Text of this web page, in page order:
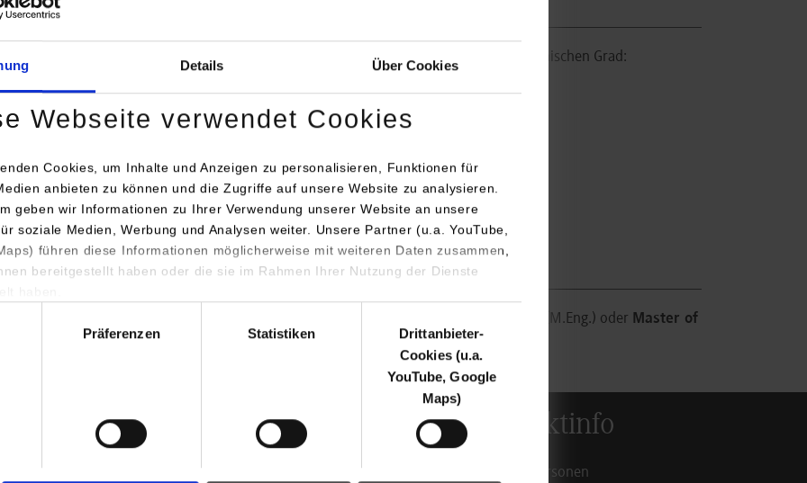
Details Über Cookies
Webseite verwendet Cookies
Cookies, um Inhalte und Anzeigen zu personalisieren, Funktionen für
anbieten zu können und die Zugriffe auf unsere Website zu analysieren.
geben wir Informationen zu Ihrer Verwendung unserer Website an unsere
soziale Medien, Werbung und Analysen weiter. Unsere Partner (u.a. YouTube,
führen diese Informationen möglicherweise mit weiteren Daten zusammen,
bereitgestellt haben oder die sie im Rahmen Ihrer Nutzung der Dienste
Präferenzen Statistiken
Drittanbieter-
Cookies (u.a.
YouTube, Google
Maps)
Studiums an der DHBW Stuttgart Campus Horb erhalten als Abschluss einen akademischen Grad:
und mit 210 ECTS-Punktenbewertet.
und Absolventen den akademischen Grad eines (M.Eng.) oder Master of
für Portale Kontaktinfo
Ansprechpersonen